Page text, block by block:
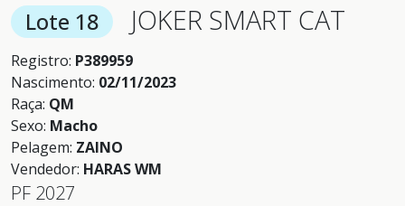
Lote 18 JOKER SMART CAT
Registro: P389959
Nascimento: 02/11/2023
Raça: QM
Sexo: Macho
Pelagem: ZAINO
Vendedor: HARAS WM
PF 2027